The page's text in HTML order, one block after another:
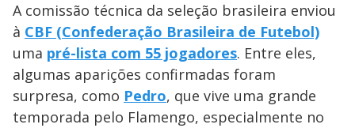
A comissão técnica da seleção brasileira enviou
à CBF (Confederação Brasileira de Futebol)
uma pré-lista com 55 jogadores. Entre eles,
algumas aparições confirmadas foram
surpresa, como Pedro, que vive uma grande
temporada pelo Flamengo, especialmente no